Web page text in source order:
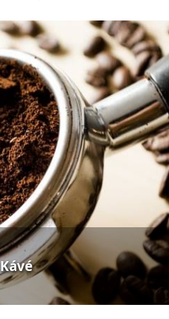
Kávé